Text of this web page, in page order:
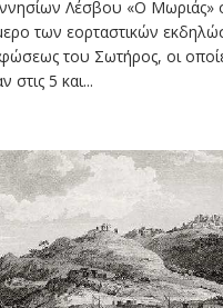
Λέσβου «Ο Μωριάς»
των εορταστικών
του Σωτήρος, οι
στις 5 και...